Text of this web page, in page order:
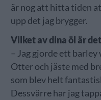
är nog att hitta tiden
upp det jag brygger.
Vilket av dina öl är
– Jag gjorde ett
Otter och jäste med
som blev helt
Dessvärre har jag